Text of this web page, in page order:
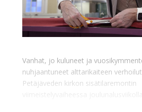
Vanhat, jo kuluneet ja
nuhjaantuneet alttarikaiteen
Petäjäveden kirkon sisätilaremontin